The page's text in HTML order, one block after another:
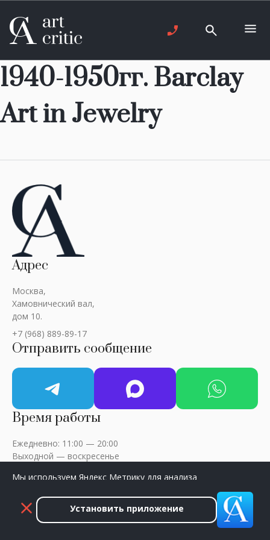
1940-1950гг. Barclay
Art in Jewelry
Адрес
Москва,
Хамовнический вал,
дом 10.
+7 (968) 889-89-17
Отправить сообщение
Время работы
Ежедневно: 11:00 — 20:00
Выходной — воскресенье
ART-CRITIC © 2018 - 2026 / Все права защищены
Установить приложение
Мы используем Яндекс Метрику для анализа
разрешить сбор данных.